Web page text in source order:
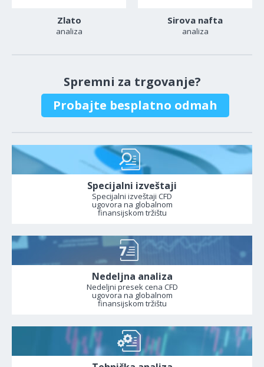
Zlato
analiza
Sirova nafta
analiza
Spremni za trgovanje?
Probajte besplatno odmah
Specijalni izveštaji
Specijalni izveštaji CFD
ugovora na globalnom
finansijskom tržištu
Nedeljna analiza
Nedeljni presek cena CFD
ugovora na globalnom
finansijskom tržištu